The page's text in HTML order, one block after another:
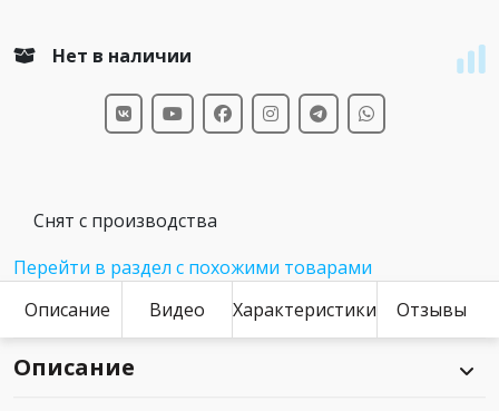
Нет в наличии
Снят с производства
Перейти в раздел с похожими товарами
Описание
Видео Характеристики Отзывы
Описание